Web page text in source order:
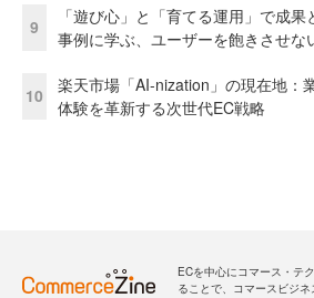
9
「遊び心」と「育てる運用」で成
事例に学ぶ、ユーザーを飽きさせな
10
楽天市場「AI-nization」の現在地：
体験を革新する次世代EC戦略
ECを中心にコマース・テ
ることで、コマースビジネ